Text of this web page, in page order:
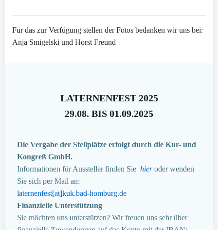
Für das zur Verfügung stellen der Fotos bedanken wir uns bei:
Anja Smigelski und Horst Freund
LATERNENFEST 2025
29.08. BIS 01.09.2025
Die Vergabe der Stellplätze erfolgt durch die Kur- und
Kongreß GmbH.
Informationen für Aussteller finden Sie hieroder wenden
Sie sich per Mail an:
laternenfest[at]kuk.bad-homburg.de
Finanzielle Unterstützung
Sie möchten uns unterstützen? Wir freuen uns sehr über